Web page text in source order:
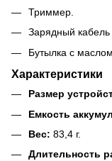
Триммер.
Зарядный кабель
Бутылка с
Характеристики
Размер
Емкость
Вес: 83,4 г.
Длительность